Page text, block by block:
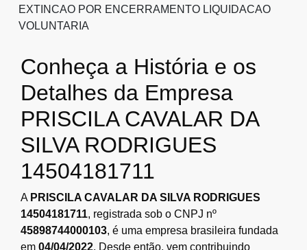
EXTINCAO POR ENCERRAMENTO LIQUIDACAO
VOLUNTARIA
Conheça a História e os
Detalhes da Empresa
PRISCILA CAVALAR DA
SILVA RODRIGUES
14504181711
A PRISCILA CAVALAR DA SILVA RODRIGUES
14504181711, registrada sob o CNPJ nº
45898744000103, é uma empresa brasileira fundada
em 04/04/2022. Desde então, vem contribuindo